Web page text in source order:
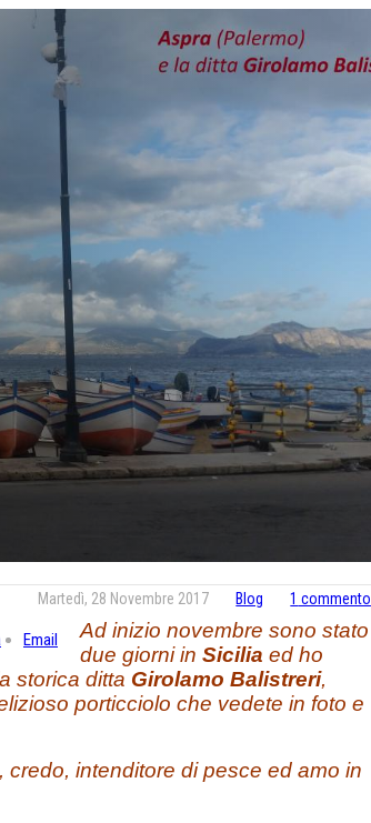
1 commento
Blog
Martedì, 28 Novembre 2017
Email
Ad inizio novembre sono stato
due giorni in Sicilia ed ho
storica ditta Girolamo Balistreri,
porticciolo che vedete in foto e
intenditore di pesce ed amo in